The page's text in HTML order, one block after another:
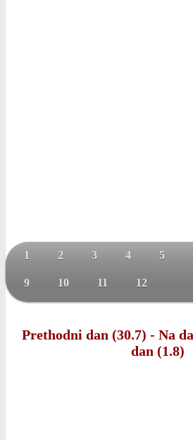
1 2 3 4 5
9 10 11 12
Prethodni dan (30.7) - Na
dan (1.8)